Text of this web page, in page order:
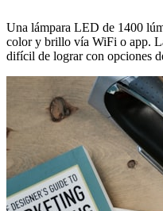
Una lámpara LED de 1400
color y brillo vía WiFi o app.
difícil de lograr con opciones